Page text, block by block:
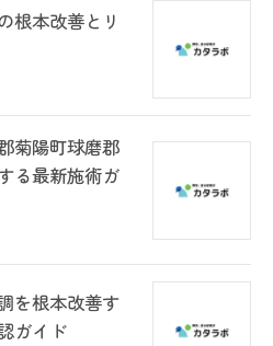
根本改善とリ
菊陽町球磨郡
る最新施術ガ
を根本改善す
ガイド